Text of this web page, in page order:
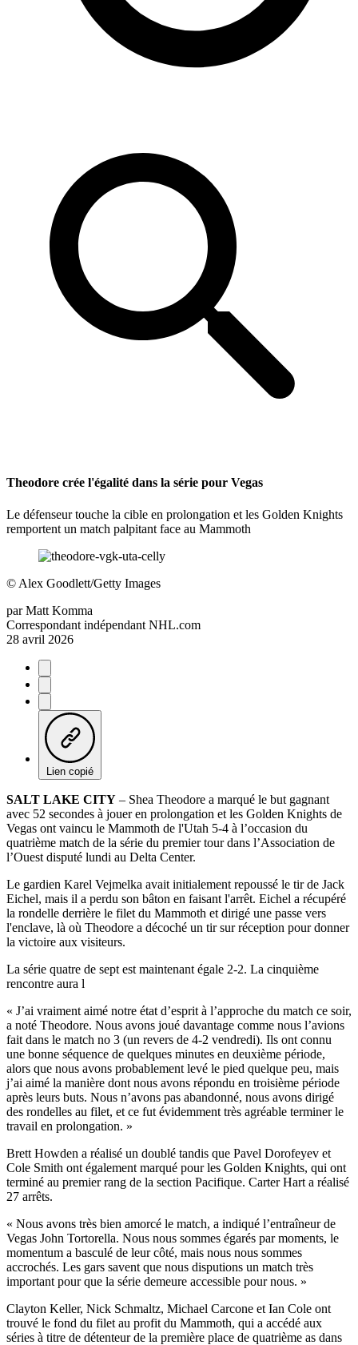
Theodore crée l'égalité dans la série pour Vegas
Le défenseur touche la cible en prolongation et les Golden Knights
remportent un match palpitant face au Mammoth
© Alex Goodlett/Getty Images
par Matt Komma
Correspondant indépendant NHL.com
28 avril 2026
Lien copié
SALT LAKE CITY – Shea Theodore a marqué le but gagnant
avec 52 secondes à jouer en prolongation et les Golden Knights de
Vegas ont vaincu le Mammoth de l'Utah 5-4 à l’occasion du
quatrième match de la série du premier tour dans l’Association de
l’Ouest disputé lundi au Delta Center.
Le gardien Karel Vejmelka avait initialement repoussé le tir de Jack
Eichel, mais il a perdu son bâton en faisant l'arrêt. Eichel a récupéré
la rondelle derrière le filet du Mammoth et dirigé une passe vers
l'enclave, là où Theodore a décoché un tir sur réception pour donner
la victoire aux visiteurs.
La série quatre de sept est maintenant égale 2-2. La cinquième
rencontre aura l
« J’ai vraiment aimé notre état d’esprit à l’approche du match ce soir,
a noté Theodore. Nous avons joué davantage comme nous l’avions
fait dans le match no 3 (un revers de 4-2 vendredi). Ils ont connu
une bonne séquence de quelques minutes en deuxième période,
alors que nous avons probablement levé le pied quelque peu, mais
j’ai aimé la manière dont nous avons répondu en troisième période
après leurs buts. Nous n’avons pas abandonné, nous avons dirigé
des rondelles au filet, et ce fut évidemment très agréable terminer le
travail en prolongation. »
Brett Howden a réalisé un doublé tandis que Pavel Dorofeyev et
Cole Smith ont également marqué pour les Golden Knights, qui ont
terminé au premier rang de la section Pacifique. Carter Hart a réalisé
27 arrêts.
« Nous avons très bien amorcé le match, a indiqué l’entraîneur de
Vegas John Tortorella. Nous nous sommes égarés par moments, le
momentum a basculé de leur côté, mais nous nous sommes
accrochés. Les gars savent que nous disputions un match très
important pour que la série demeure accessible pour nous. »
Clayton Keller, Nick Schmaltz, Michael Carcone et Ian Cole ont
trouvé le fond du filet au profit du Mammoth, qui a accédé aux
séries à titre de détenteur de la première place de quatrième as dans